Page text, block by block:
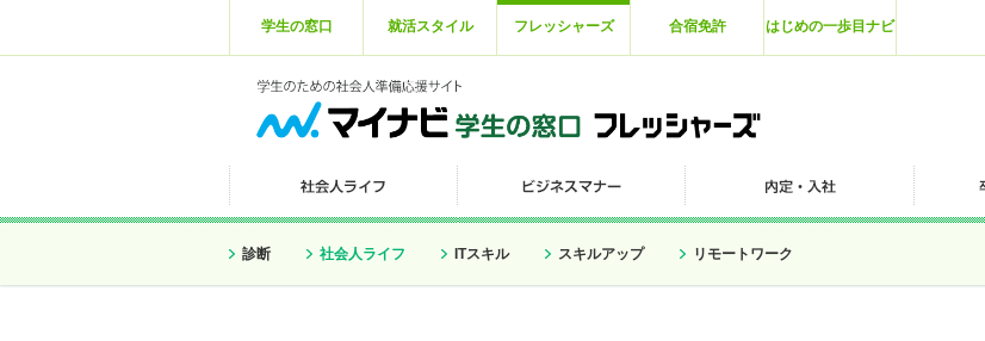
学生の窓口 就活スタイル フレッシャーズ 合宿免許 はじめの一歩目ナビ
診断 社会人ライフ ITスキル スキルアップ リモートワーク